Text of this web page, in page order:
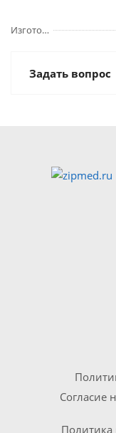
Изготовитель
Задать вопрос
Согласие
Политика